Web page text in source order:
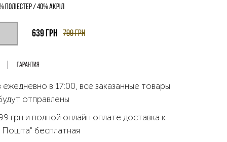
поліестер / 40% акріл
799грн
639 грн
Гарантия
ежедневно в 17:00, все заказанные товары
отправлены
грн и полной онлайн оплате доставка к
бесплатная